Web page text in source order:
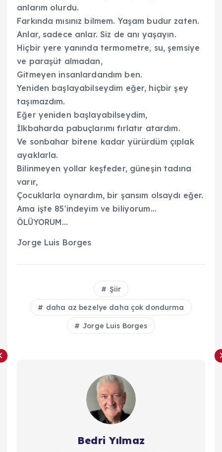
anlarım olurdu.
Farkında mısınız bilmem. Yaşam budur zaten.
Anlar, sadece anlar. Siz de anı yaşayın.
Hiçbir yere yanında termometre, su, şemsiye
ve paraşüt almadan,
Gitmeyen insanlardandım ben.
Yeniden başlayabilseydim eğer, hiçbir şey
taşımazdım.
Eğer yeniden başlayabilseydim,
İlkbaharda pabuçlarımı fırlatır atardım.
Ve sonbahar bitene kadar yürürdüm çıplak
ayaklarla.
Bilinmeyen yollar keşfeder, güneşin tadına
varır,
Çocuklarla oynardım, bir şansım olsaydı eğer.
Ama işte 85'indeyim ve biliyorum…
ÖLÜYORUM…
Jorge Luis Borges
Şiir
daha az bezelye daha çok dondurma
Jorge Luis Borges
Bedri Yılmaz